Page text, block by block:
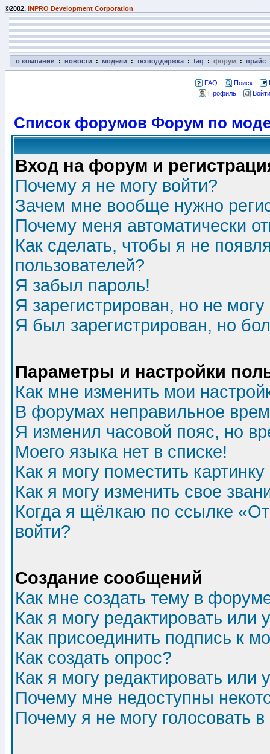
©2002, INPRO Development Corporation
о компании : новости : модели : техподдержка : faq : форум : прайс
FAQ Поиск
Профиль
Список форумов Форум по
Вход на форум и
Почему я не могу войти?
Зачем мне вообще нужно
Почему меня автоматически
Как сделать, чтобы я не
пользователей?
Я забыл пароль!
Я зарегистрирован, но не могу
Я был зарегистрирован, но
Параметры и настройки
Как мне изменить мои
В форумах неправильное
Я изменил часовой пояс, но
Моего языка нет в списке!
Как я могу поместить
Как я могу изменить свое
Когда я щёлкаю по ссылке
войти?
Создание сообщений
Как мне создать тему в
Как я могу редактировать или
Как присоединить подпись к
Как создать опрос?
Как я могу редактировать или
Почему мне недоступны
Почему я не могу голосовать